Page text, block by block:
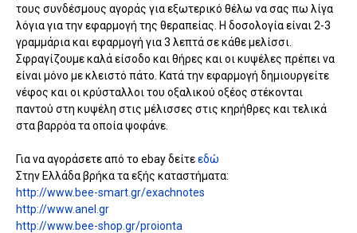
τους συνδέσμους αγοράς για εξωτερικό θέλω να σας πω λίγα
λόγια για την εφαρμογή της θεραπείας. Η δοσολογία είναι 2-3
γραμμάρια και εφαρμογή για 3 λεπτά σε κάθε μελίσσι.
Σφραγίζουμε καλά είσοδο και θήρες και οι κυψέλες πρέπει να
είναι μόνο με κλειστό πάτο. Κατά την εφαρμογή δημιουργείτε
νέφος και οι κρύσταλλοι του οξαλικού οξέος στέκονται
παντού στη κυψέλη στις μέλισσες στις κηρήθρες και τελικά
στα βαρρόα τα οποία ψοφάνε.
Για να αγοράσετε από το ebay δείτεεδώ
Στην Ελλάδα βρήκα τα εξής καταστήματα:
http://www.bee-smart.gr/exachnotes
http://www.anel.gr
http://www.bee-shop.gr/proionta